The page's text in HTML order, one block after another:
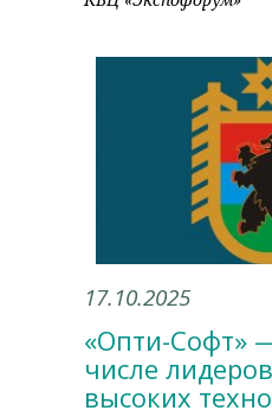
17.10.2025
«Опти-Софт»
числе
высоких